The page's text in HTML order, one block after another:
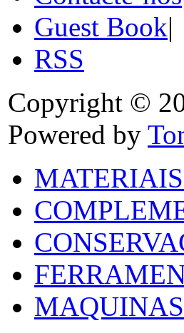
Guest Book|
RSS
Copyright ©
Powered by